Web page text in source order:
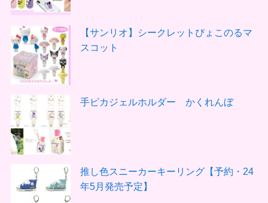
【サンリオ】シークレットぴょこのるマ
スコット
手ピカジェルホルダー かくれんぼ
推し色スニーカーキーリング【予約・24
年5月発売予定】